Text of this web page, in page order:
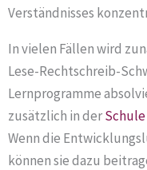
Verständnisses
In vielen Fällen wird
Lese-Rechtschreib-
Lernprogramme
zusätzlich in derSchule
Wenn die
können sie dazu